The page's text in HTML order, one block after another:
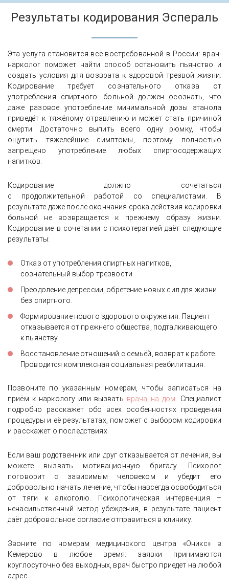
Результаты кодирования Эспераль
Эта услуга становится всё востребованной в России: врач-
нарколог поможет найти способ остановить пьянство и
создать условия для возврата к здоровой трезвой жизни.
Кодирование требует сознательного отказа от
употребления спиртного: больной должен осознать, что
даже разовое употребление минимальной дозы этанола
приведёт к тяжёлому отравлению и может стать причиной
смерти. Достаточно выпить всего одну рюмку, чтобы
ощутить тяжелейшие симптомы, поэтому полностью
запрещено употребление любых спиртосодержащих
напитков.
Кодирование должно сочетаться
с продолжительной работой со специалистами. В
результате даже после окончания срока действия кодировки
больной не возвращается к прежнему образу жизни.
Кодирование в сочетании с психотерапией даёт следующие
результаты:
Отказ от употребления спиртных напитков,
сознательный выбор трезвости.
Преодоление депрессии, обретение новых сил для жизни
без спиртного.
Формирование нового здорового окружения. Пациент
отказывается от прежнего общества, подталкивающего
к пьянству.
Восстановление отношений с семьёй, возврат к работе.
Проводится комплексная социальная реабилитация.
Позвоните по указанным номерам, чтобы записаться на
приём к наркологу или вызвать врача на дом . Специалист
подробно расскажет обо всех особенностях проведения
процедуры и её результатах, поможет с выбором кодировки
и расскажет о последствиях.
Если ваш родственник или друг отказывается от лечения, вы
можете вызвать мотивационную бригаду. Психолог
поговорит с зависимым человеком и убедит его
добровольно начать лечение, чтобы навсегда освободиться
от тяги к алкоголю. Психологическая интервенция –
ненасильственный метод убеждения, в результате пациент
даёт добровольное согласие отправиться в клинику.
Звоните по номерам медицинского центра «Оникс» в
Кемерово в любое время: заявки принимаются
круглосуточно без выходных, врач быстро приедет на любой
адрес.